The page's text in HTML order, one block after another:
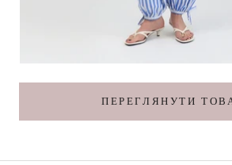
ПЕРЕГЛЯНУТИ